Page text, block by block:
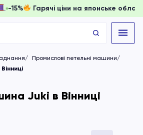
-15% Гарячі ціни на японське
Промислові петельні машини
Juki в Вінниці